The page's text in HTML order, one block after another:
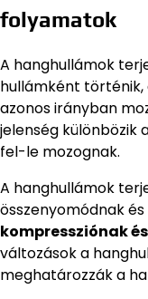
folyamatok
A hanghullámok
hullámként történik,
azonos irányban
jelenség különbözik
fel-le mozognak.
A hanghullámok
összenyomódnak
kompressziónak
változások a
meghatározzák a